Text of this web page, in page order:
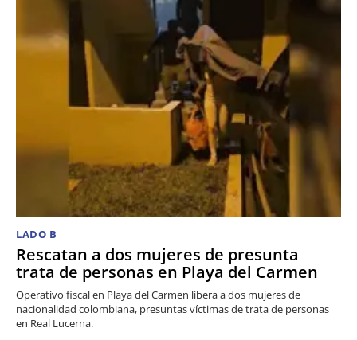
LADO B
Rescatan a dos mujeres de presunta
trata de personas en Playa del Carmen
Operativo fiscal en Playa del Carmen libera a dos mujeres de
nacionalidad colombiana, presuntas víctimas de trata de personas
en Real Lucerna.